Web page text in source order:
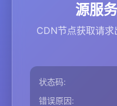
源服
CDN节点获取请
状态码:
错误原因: